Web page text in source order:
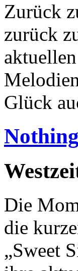
Zurück
zurück
Glück
Die
die
„Sweet